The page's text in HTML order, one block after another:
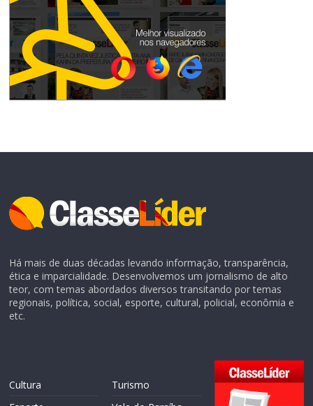
Há mais de duas décadas levando informação, transparência,
ética e imparcialidade. Desenvolvemos um jornalismo de alto
teor, com temas abordados diversos transitando por temas
regionais, política, social, esporte, cultural, policial, econômia e
etc.
Cultura
Turismo